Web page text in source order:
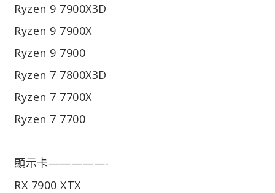
Ryzen 9 7900X3D
Ryzen 9 7900X
Ryzen 9 7900
Ryzen 7 7800X3D
Ryzen 7 7700X
Ryzen 7 7700
顯示卡—————-
RX 7900 XTX